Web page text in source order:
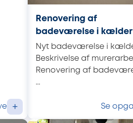
+
Renovering af
badeværelse i kælder
Nyt badeværelse i
Beskrivelse af
Renovering af
...
Se